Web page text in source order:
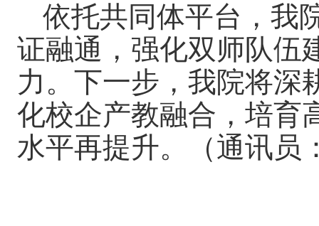
依托共同体平台，我
证融通，强化双师队伍
力。下一步，我院将深
化校企产教融合，培育
水平再提升。（通讯员